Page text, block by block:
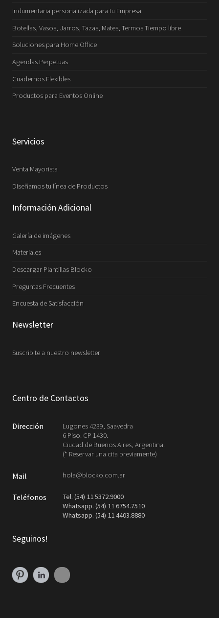
Indumentaria personalizada para tu Empresa
Botellas, Vasos, Jarros, Tazas, Mates, Termos Tiempo libre
Soluciones para Home Office
Agendas Perpetuas
Cuadernos Flexibles
Productos para Eventos Online
Servicios
Venta Mayorista
Diseñamos tu línea de Productos
Información Adicional
Galería de imágenes
Materiales
Descargar Plantillas Blocko
Preguntas Frecuentes
Encuesta de Satisfacción
Newsletter
Suscribite a nuestro newsletter
Centro de Contactos
Dirección
Lugones 4239, Saavedra
6 Piso. CP 1430.
Ciudad de Buenos Aires, Argentina.
(* Reservar una cita previamente)
Mail hola@blocko.com.ar
Teléfonos
Tel. (54) 11 5372.9000
Whatsapp. (54) 11 6754.7510
Whatsapp. (54) 11 4403.8880
Seguinos!